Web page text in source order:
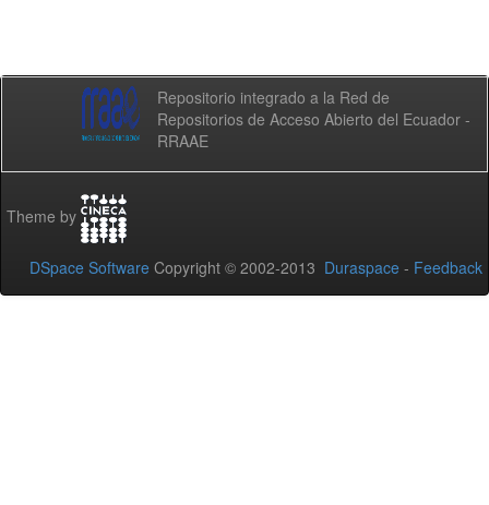
Repositorio integrado a la Red de
Repositorios de Acceso Abierto del Ecuador -
RRAAE
Theme by
DSpace Software Copyright © 2002-2013 Duraspace - Feedback